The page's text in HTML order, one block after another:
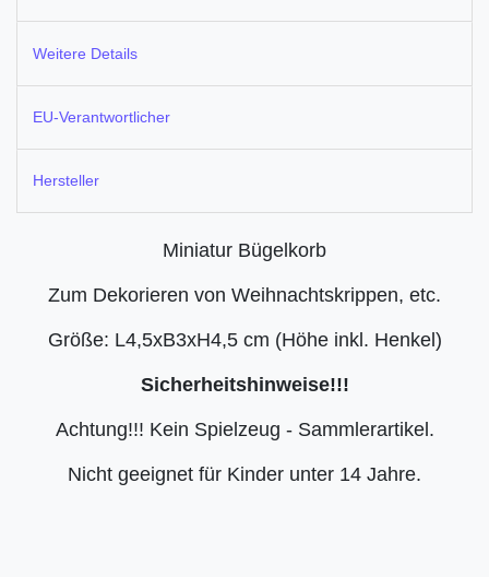
Weitere Details
EU-Verantwortlicher
Hersteller
Miniatur Bügelkorb
Zum Dekorieren von Weihnachtskrippen, etc.
Größe: L4,5xB3xH4,5 cm (Höhe inkl. Henkel)
Sicherheitshinweise!!!
Achtung!!! Kein Spielzeug - Sammlerartikel.
Nicht geeignet für Kinder unter 14 Jahre.